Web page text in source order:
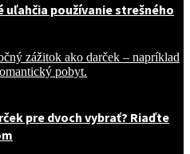
uľahčia používanie strešného
pre dvoch vybrať? Riaďte